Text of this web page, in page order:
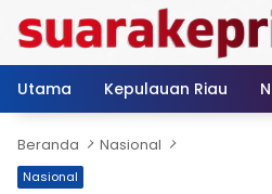
konten
Utama
Kepulauan Riau
Beranda Nasional
Nasional